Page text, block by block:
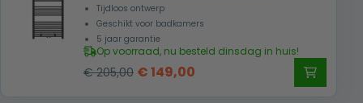
Tijdloos ontwerp
Geschikt voor badkamers
5 jaar garantie
Op voorraad, nu besteld dinsdag in huis!
€205,00 Oorspronkelijke
€149,00